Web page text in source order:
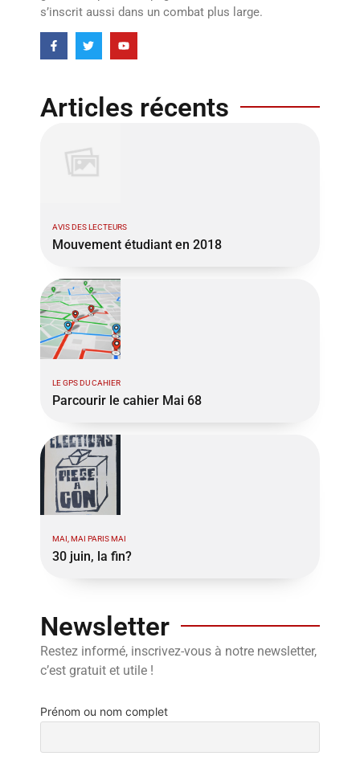
s’inscrit aussi dans un combat plus large.
Articles récents
AVIS DES LECTEURS
Mouvement étudiant en 2018
LE GPS DU CAHIER
Parcourir le cahier Mai 68
MAI, MAI PARIS MAI
30 juin, la fin?
Newsletter
Restez informé, inscrivez-vous à notre newsletter,
c’est gratuit et utile !
Prénom ou nom complet